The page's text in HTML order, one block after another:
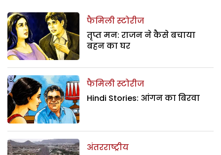
फैमिली स्टोरीज
तृप्त मन: राजन ने कैसे बचाया
बहन का घर
फैमिली स्टोरीज
Hindi Stories: आंगन का बिरवा
अंतरराष्ट्रीय